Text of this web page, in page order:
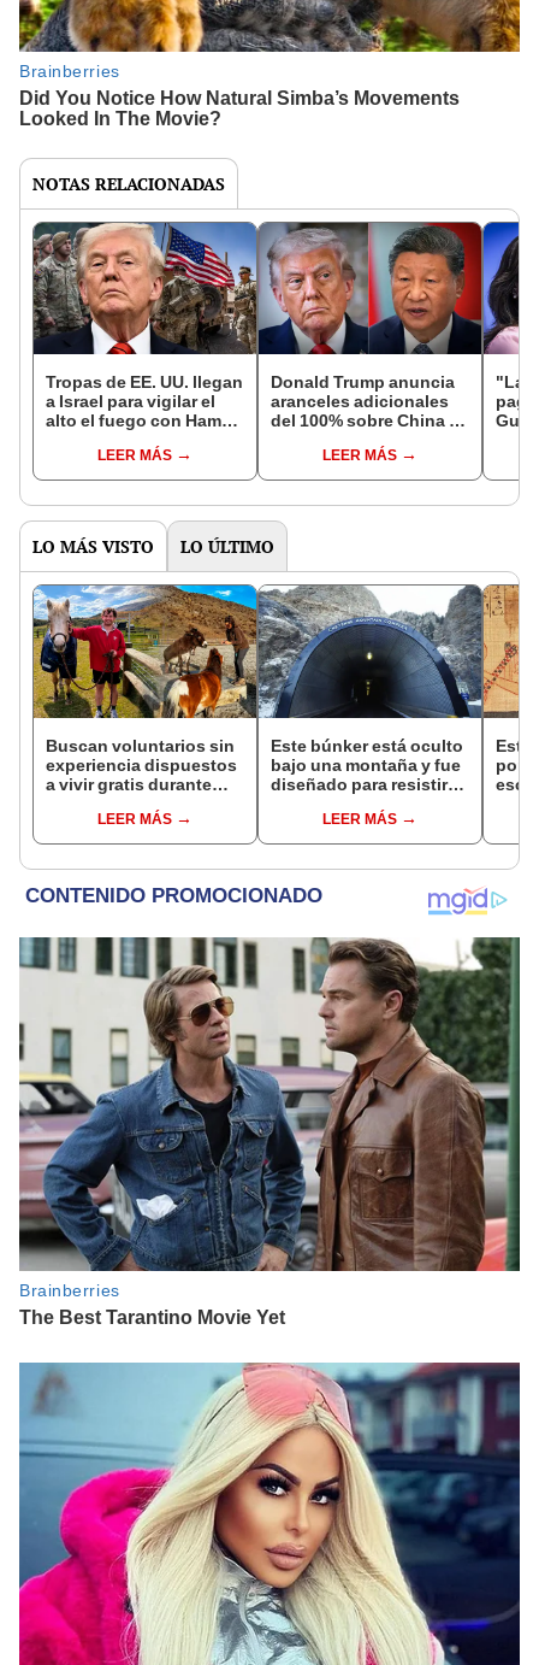
NOTAS RELACIONADAS
Tropas de EE. UU. llegan
a Israel para vigilar el
alto el fuego con Hamás
acuerdo promovido por
Trump
LEER MÁS
Donald Trump anuncia
aranceles adicionales
del 100% sobre China a
LEER MÁS
"La
LO MÁS VISTO LO ÚLTIMO
Buscan voluntarios sin
experiencia dispuestos
a vivir gratis durante
cuidar caballos, burros
y otros animales
LEER MÁS
Este búnker está oculto
bajo una montaña y fue
diseñado para resistir
tiene 15 edificios
LEER MÁS
Esta
por